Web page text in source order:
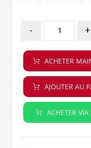
- +
ACHETER
AJOUTER AU
ACHETER